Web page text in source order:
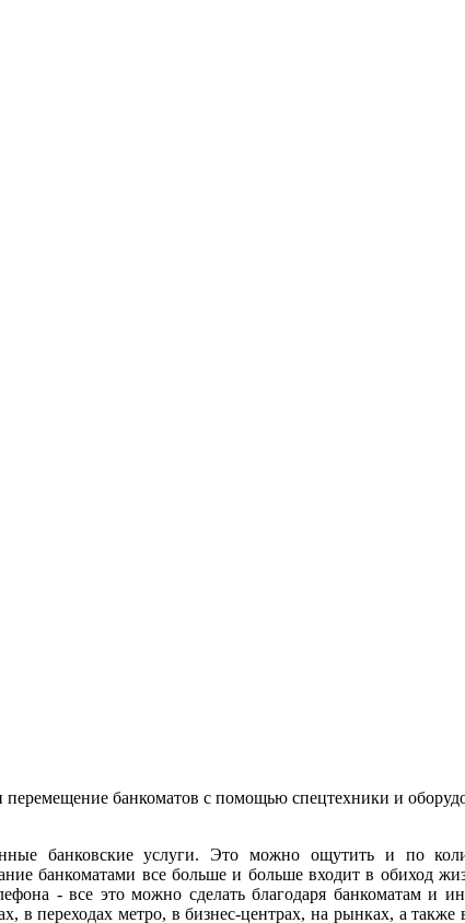
перемещение банкоматов с помощью спецтехники и
банковские услуги. Это можно ощутить и по
банкоматами все больше и больше входит в обиход
- все это можно сделать благодаря банкоматам и
в переходах метро, в бизнес-центрах, на рынках, а